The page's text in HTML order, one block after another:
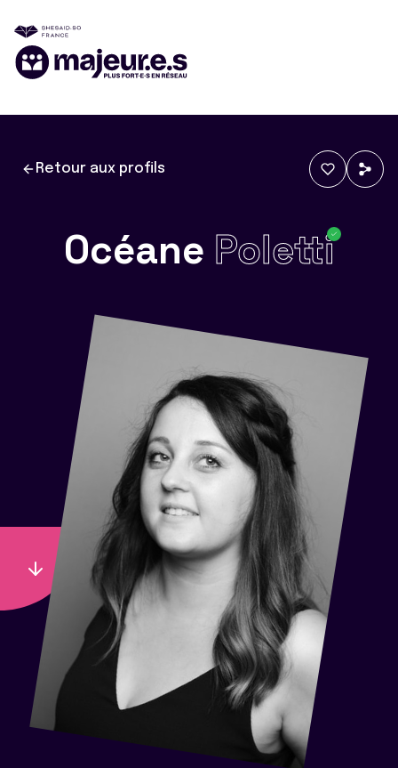
Retour aux profils
Océane Poletti